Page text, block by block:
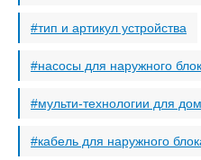
тип и артикул устройства
насосы для наружного
мульти-технологии для
кабель для наружного